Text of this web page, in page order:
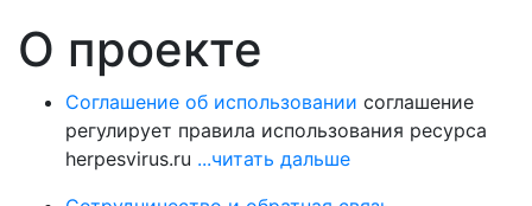
О проекте
Соглашение об использовании соглашение
регулирует правила использования ресурса
herpesvirus.ru ...читать дальше